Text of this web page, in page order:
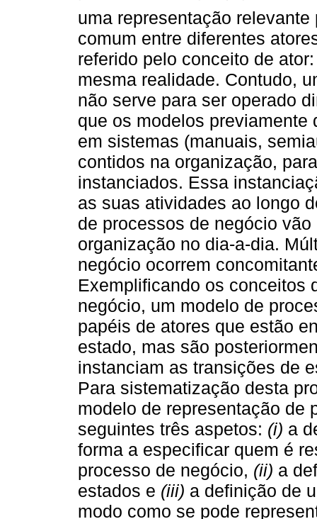
uma representação
comum entre diferentes
referido pelo conceito de
mesma realidade. Contudo,
não serve para ser operado
que os modelos
em sistemas (manuais,
contidos na organização,
instanciados. Essa
as suas atividades ao longo
de processos de negócio
organização no dia-a-dia.
negócio ocorrem
Exemplificando os conceitos
negócio, um modelo de
papéis de atores que estão
estado, mas são
instanciam as transições de
Para sistematização desta
modelo de representação de
seguintes três aspetos: (i) a
forma a especificar quem é
processo de negócio, (ii) a
estados e (iii) a definição de
modo como se pode